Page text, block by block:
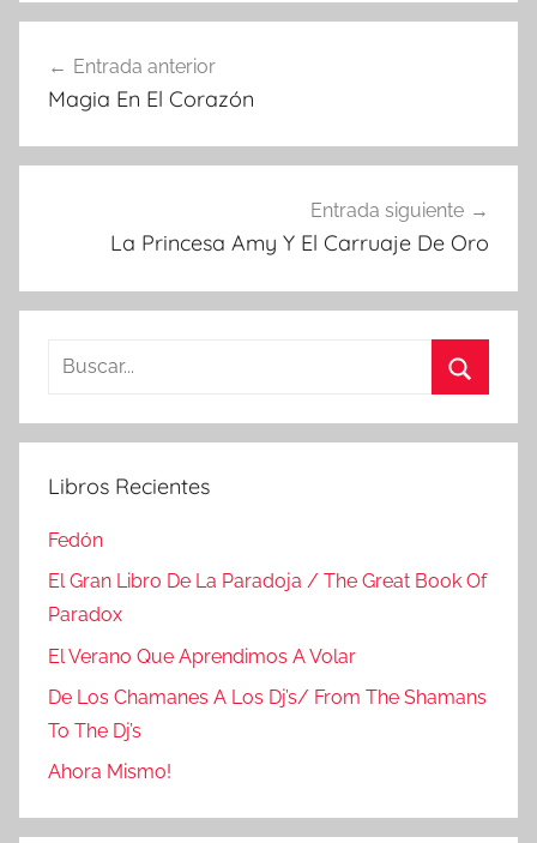
de
Entrada anterior
Magia En El Corazón
Entrada siguiente
La Princesa Amy Y El Carruaje De Oro
Buscar:
Libros Recientes
Fedón
El Gran Libro De La Paradoja / The Great Book Of
Paradox
El Verano Que Aprendimos A Volar
De Los Chamanes A Los Dj’s/ From The Shamans
To The Dj’s
Ahora Mismo!